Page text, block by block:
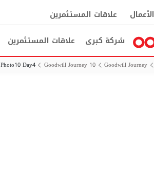
الأعمال علاقات المستثمرين
شركة كبرى علاقات المستثمرين
Goodwill Journey
Goodwill Journey 10
Photo10 Day4